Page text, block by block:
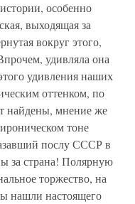
особенно
выходящая за
вокруг этого,
удивляла она
удивления наших
оттенком, по
найдены, мнение же
тоне
послу СССР в
за страна! Полярную
торжество, на
нашли настоящего